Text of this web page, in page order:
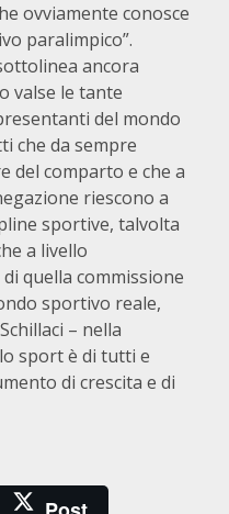
ovviamente conosce
paralimpico”.
ancora
valse le tante
del mondo
che da sempre
del comparto e che a
riescono a
sportive, talvolta
a livello
quella commissione
sportivo reale,
– nella
sport è di tutti e
di crescita e di